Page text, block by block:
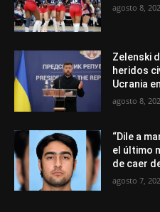
agosto 8,
Zelenski
heridos
Ucrania
agosto 8,
“Dile a
el último
de caer
agosto 7,